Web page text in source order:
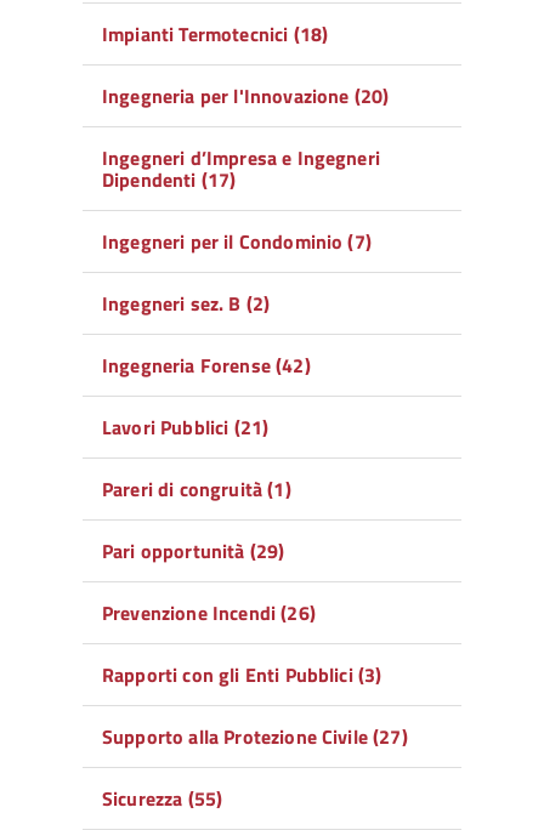
Impianti Termotecnici (18)
Ingegneria per l'Innovazione (20)
Ingegneri d’Impresa e Ingegneri
Dipendenti (17)
Ingegneri per il Condominio (7)
Ingegneri sez. B (2)
Ingegneria Forense (42)
Lavori Pubblici (21)
Pareri di congruità (1)
Pari opportunità (29)
Prevenzione Incendi (26)
Rapporti con gli Enti Pubblici (3)
Supporto alla Protezione Civile (27)
Sicurezza (55)